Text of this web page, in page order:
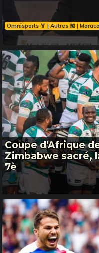
Omnisports 🏅 | Autres 🎽 |
Coupe d'Afrique
Zimbabwe sacré,
7è